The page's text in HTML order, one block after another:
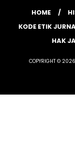
HOME
KODE ETIK
HAK
COPYRIGHT ©